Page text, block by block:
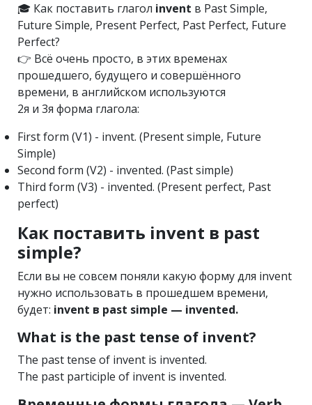
🎓 Как поставить глагол invent в Past Simple,
Future Simple, Present Perfect, Past Perfect, Future
Perfect?
👉 Всё очень просто, в этих временах
прошедшего, будущего и совершённого
времени, в английском используются
2я и 3я форма глагола:
First form (V1) - invent. (Present simple, Future
Simple)
Second form (V2) - invented. (Past simple)
Third form (V3) - invented. (Present perfect, Past
perfect)
Как поставить invent в past
simple?
Если вы не совсем поняли какую форму для invent
нужно использовать в прошедшем времени,
будет: invent в past simple — invented.
What is the past tense of invent?
The past tense of invent is invented.
The past participle of invent is invented.